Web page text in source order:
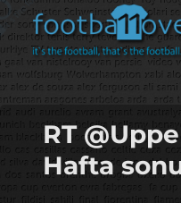
footbaLLove
RT
Hafta